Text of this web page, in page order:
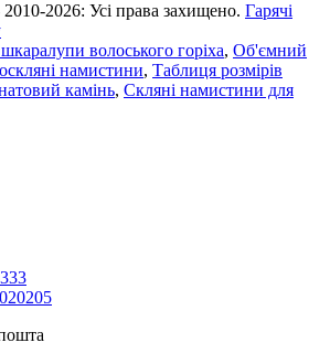
2026: Усі права захищено. Гарячі
волоського горіха, Об'ємний
намистини, Таблиця розмірів
камінь, Скляні намистини для